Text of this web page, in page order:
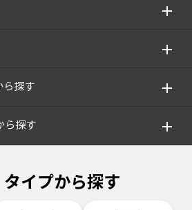
ら探す
ら探す
イプから探す